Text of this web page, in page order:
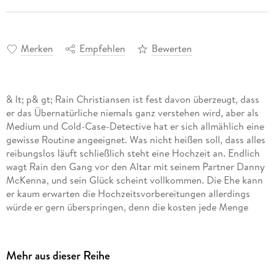
Merken Empfehlen Bewerten
& lt; p& gt; Rain Christiansen ist fest davon überzeugt, dass
er das Übernatürliche niemals ganz verstehen wird, aber als
Medium und Cold-Case-Detective hat er sich allmählich eine
gewisse Routine angeeignet. Was nicht heißen soll, dass alles
reibungslos läuft schließlich steht eine Hochzeit an. Endlich
wagt Rain den Gang vor den Altar mit seinem Partner Danny
McKenna, und sein Glück scheint vollkommen. Die Ehe kann
er kaum erwarten die Hochzeitsvorbereitungen allerdings
würde er gern überspringen, denn die kosten jede Menge
Geisterfrau Hannah Caldwell bittet Rain, ihre Freundin
Cherry Parker zu finden, damit sie sich von ihr verabschieden
Mehr aus dieser Reihe